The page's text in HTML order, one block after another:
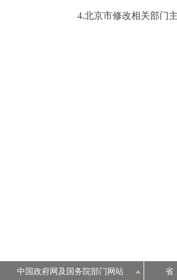
4.北京市修改相关部门主
中国政府网及国务院部门网站 省